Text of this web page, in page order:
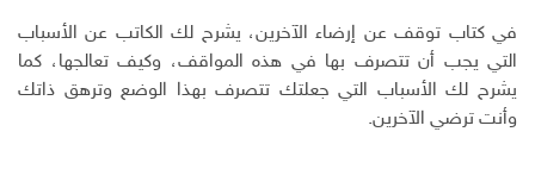
في كتاب توقف عن إرضاء الآخرين، يشرح لك الكاتب عن الأسباب
التي يجب أن تتصرف بها في هذه المواقف، وكيف تعالجها، كما
يشرح لك الأسباب التي جعلتك تتصرف بهذا الوضع وترهق ذاتك
وأنت ترضي الآخرين.